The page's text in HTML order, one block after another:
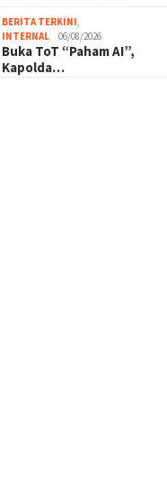
BERITA TERKINI
INTERNAL
06/08/2026
Buka ToT “Paham AI”,
Kapolda…